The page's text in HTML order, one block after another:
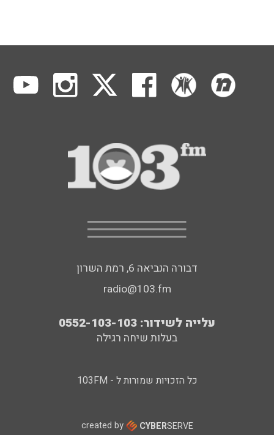
דבורה הנביאה 6, רמת השרון
radio@103.fm
עלייה לשידור: 0552-103-103
בעלות שיחה רגילה
כל הזכויות שמורות ל - 103FM
created by CYBERSERVE